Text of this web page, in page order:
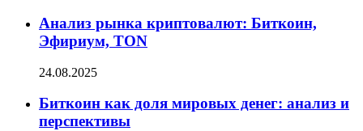
Анализ рынка криптовалют: Биткоин,
Эфириум, TON
24.08.2025
Биткоин как доля мировых денег: анализ и
перспективы